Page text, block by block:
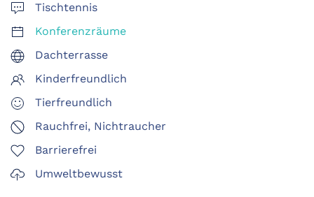
Tischtennis
Konferenzräume
Dachterrasse
Kinderfreundlich
Tierfreundlich
Rauchfrei, Nichtraucher
Barrierefrei
Umweltbewusst